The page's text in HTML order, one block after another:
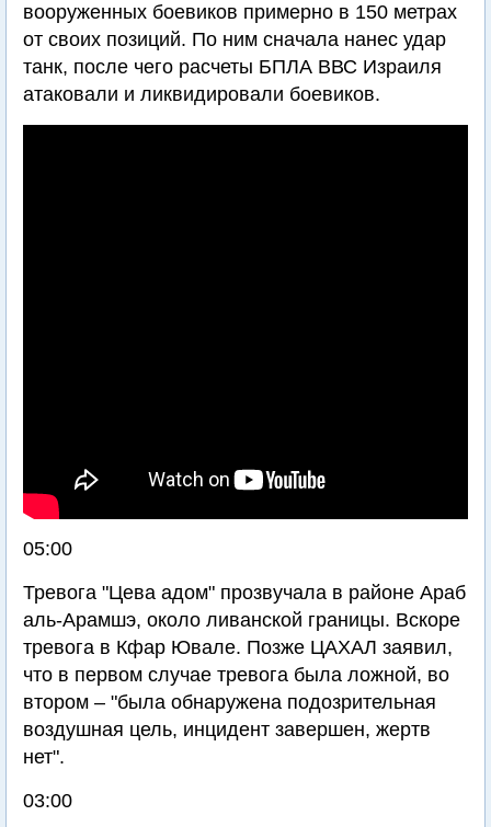
вооруженных боевиков примерно в 150 метрах
от своих позиций. По ним сначала нанес удар
танк, после чего расчеты БПЛА ВВС Израиля
атаковали и ликвидировали боевиков.
05:00
Тревога "Цева адом" прозвучала в районе Араб
аль-Арамшэ, около ливанской границы. Вскоре
тревога в Кфар Ювале. Позже ЦАХАЛ заявил,
что в первом случае тревога была ложной, во
втором – "была обнаружена подозрительная
воздушная цель, инцидент завершен, жертв
нет".
03:00